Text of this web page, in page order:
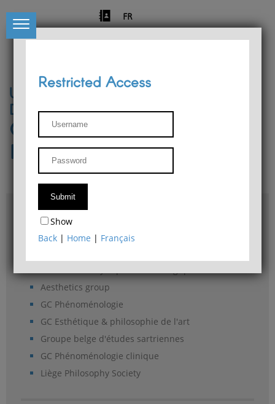
FR
University of Liège
Départment of Philosophy
Center for Phenomenological
Research
Access & maps
Philosophy Department Library
Aesthetics group
GC Phénoménologie
GC Esthétique & philosophie de l'art
Groupe belge d'études sartriennes
GC Phénoménologie clinique
Liège Philosophy Society
Restricted Access
Show
Back | Home | Français